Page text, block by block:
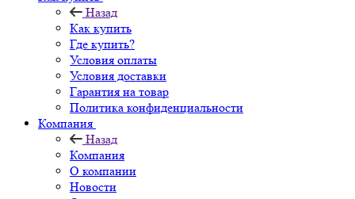
Назад
Как купить
Где купить?
Условия оплаты
Условия доставки
Гарантия на товар
Политика конфиденциальности
Компания
Назад
Компания
О компании
Новости